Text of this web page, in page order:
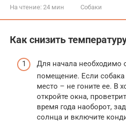
На чтение: 24 мин Собаки
Как снизить
Для начала необходимо
помещение. Если
место – не гоните ее. В
откройте окна,
время года наоборот,
солнца и включите